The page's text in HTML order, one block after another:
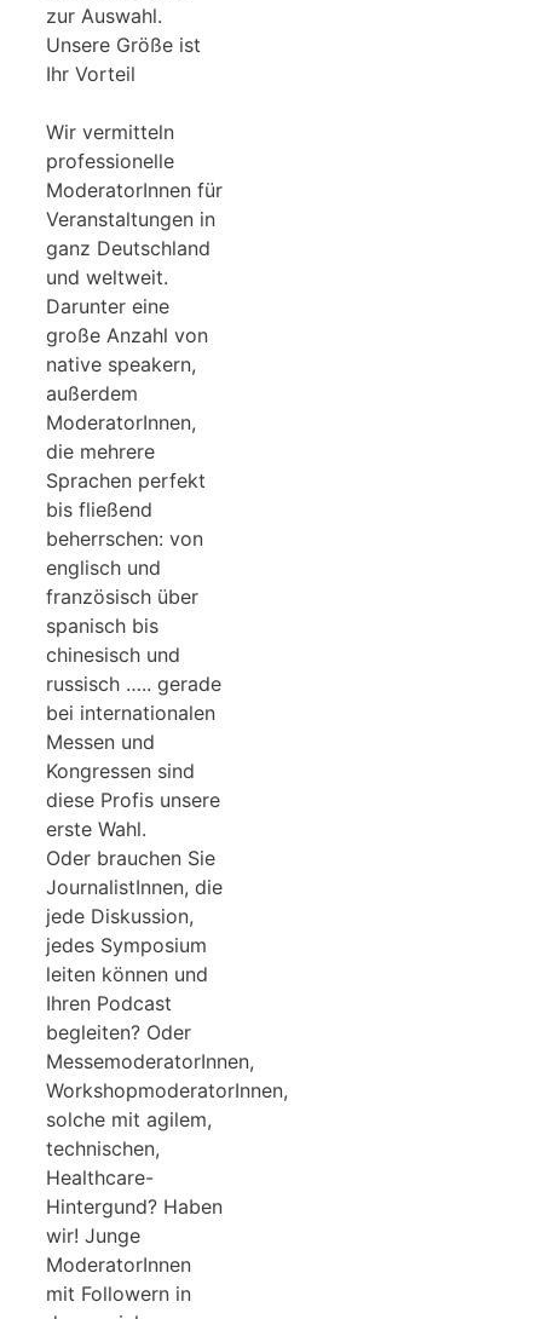
zur Auswahl.
Unsere Größe ist
Ihr Vorteil
Wir vermitteln
professionelle
ModeratorInnen für
Veranstaltungen in
ganz Deutschland
und weltweit.
Darunter eine
große Anzahl von
native speakern,
außerdem
ModeratorInnen,
die mehrere
Sprachen perfekt
bis fließend
beherrschen: von
englisch und
französisch über
spanisch bis
chinesisch und
russisch ….. gerade
bei internationalen
Messen und
Kongressen sind
diese Profis unsere
erste Wahl.
Oder brauchen Sie
JournalistInnen, die
jede Diskussion,
jedes Symposium
leiten können und
Ihren Podcast
begleiten? Oder
MessemoderatorInnen,
WorkshopmoderatorInnen,
solche mit agilem,
technischen,
Healthcare-
Hintergund? Haben
wir! Junge
ModeratorInnen
mit Followern in